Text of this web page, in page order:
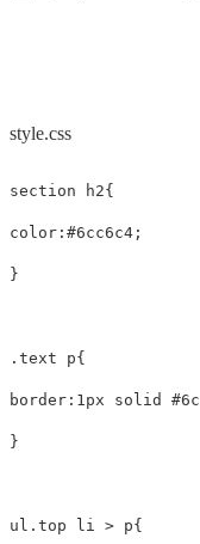
style.css
section h2{
color : #6cc6c4 ;
}
.text p{
border : 1px solid
}
ul .top li > p{